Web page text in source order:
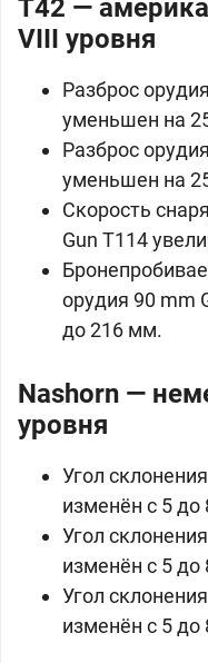
T42 —
VIII уровня
Разброс
уменьшен на
Разброс
уменьшен на
Скорость
Gun Т114
орудия 90 mm
до 216 мм.
Nashorn —
уровня
Угол
изменён с 5 до
Угол
изменён с 5 до
Угол
изменён с 5 до